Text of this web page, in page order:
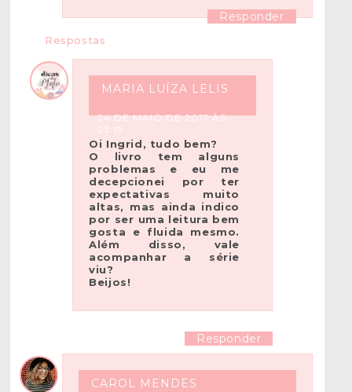
Responder
Respostas
MARIA LUÍZA LELIS
24 DE MAIO DE 2017 ÀS
23:19
Oi Ingrid, tudo bem?
O livro tem alguns
problemas e eu me
decepcionei por ter
expectativas muito
altas, mas ainda indico
por ser uma leitura bem
gosta e fluida mesmo.
Além disso, vale
acompanhar a série
viu?
Beijos!
Responder
CAROL MENDES